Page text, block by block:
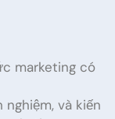
marketing có
và kiến